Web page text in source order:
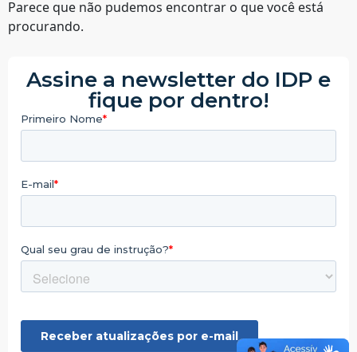
Parece que não pudemos encontrar o que você está
procurando.
Assine a newsletter do IDP e
fique por dentro!